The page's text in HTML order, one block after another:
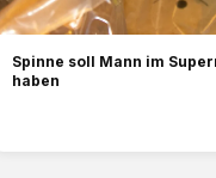
Spinne soll Mann im
haben